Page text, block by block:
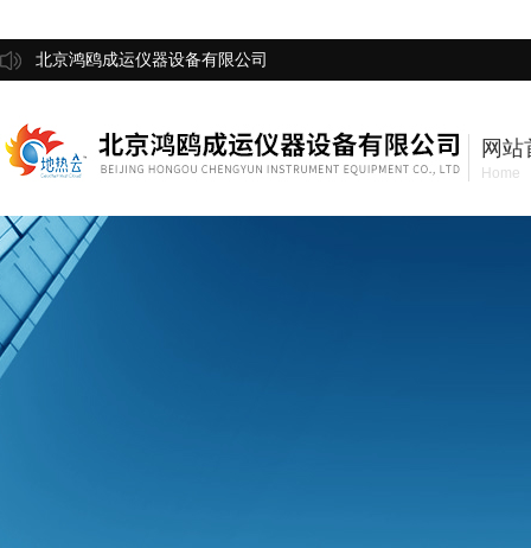
北京鸿鸥成运仪器设备有限公司
网站
Home